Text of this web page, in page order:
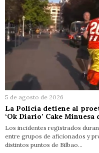
5 de agosto de 2026
La Policía detiene al
‘Ok Diario’ Cake
Los incidentes registrados
entre grupos de aficionados y
distintos puntos de Bilbao…